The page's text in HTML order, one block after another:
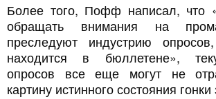
Более того, Пофф написал, что
обращать внимания на
преследуют индустрию
находится в бюллетене»,
опросов все еще могут не
картину истинного состояния